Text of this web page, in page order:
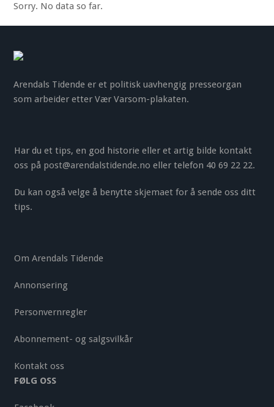
Sorry. No data so far.
Arendals Tidende er et politisk uavhengig presseorgan
som arbeider etter Vær Varsom-plakaten.
Har du et tips, en god historie eller et artig bilde kontakt
oss på post@arendalstidende.no eller telefon 40 69 22 22.
Du kan også velge å benytte skjemaet for å sende oss ditt
tips.
Om Arendals Tidende
Annonsering
Personvernregler
Abonnement- og salgsvilkår
Kontakt oss
FØLG OSS